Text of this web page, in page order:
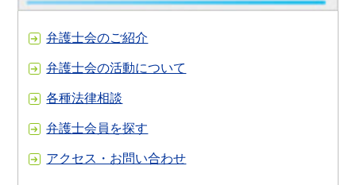
弁護士会のご紹介
弁護士会の活動について
各種法律相談
弁護士会員を探す
アクセス・お問い合わせ